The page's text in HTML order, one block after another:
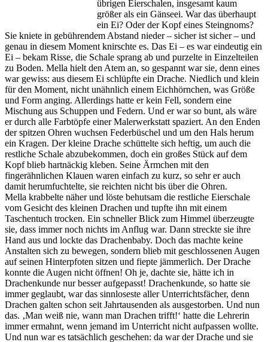
übrigen Eierschalen, insgesamt kaum
größer als ein Gänseei. War das überhaupt
ein Ei? Oder der Kopf eines Steingnoms?
Sie kniete in gebührendem Abstand nieder – sicher ist sicher – und
genau in diesem Moment knirschte es. Das Ei – es war eindeutig ein
Ei – bekam Risse, die Schale sprang ab und purzelte in Einzelteilen
zu Boden. Mella hielt den Atem an, so gespannt war sie, denn eines
war gewiss: aus diesem Ei schlüpfte ein Drache. Niedlich und klein
für den Moment, nicht unähnlich einem Eichhörnchen, was Größe
und Form anging. Allerdings hatte er kein Fell, sondern eine
Mischung aus Schuppen und Federn. Und er war so bunt, als wäre
er durch alle Farbtöpfe einer Malerwerkstatt spaziert. An den Enden
der spitzen Ohren wuchsen Federbüschel und um den Hals herum
ein Kragen. Der kleine Drache schüttelte sich heftig, um auch die
restliche Schale abzubekommen, doch ein großes Stück auf dem
Kopf blieb hartnäckig kleben. Seine Ärmchen mit den
fingerähnlichen Klauen waren einfach zu kurz, so sehr er auch
damit herumfuchtelte, sie reichten nicht bis über die Ohren.
Mella krabbelte näher und löste behutsam die restliche Eierschale
vom Gesicht des kleinen Drachen und tupfte ihn mit einem
Taschentuch trocken. Ein schneller Blick zum Himmel überzeugte
sie, dass immer noch nichts im Anflug war. Dann streckte sie ihre
Hand aus und lockte das Drachenbaby. Doch das machte keine
Anstalten sich zu bewegen, sondern blieb mit geschlossenen Augen
auf seinen Hinterpfoten sitzen und fiepte jämmerlich. Der Drache
konnte die Augen nicht öffnen! Oh je, dachte sie, hätte ich in
Drachenkunde nur besser aufgepasst! Drachenkunde, so hatte sie
immer geglaubt, war das sinnloseste aller Unterrichtsfächer, denn
Drachen galten schon seit Jahrtausenden als ausgestorben. Und nun
das. ‚Man weiß nie, wann man Drachen trifft!‘ hatte die Lehrerin
immer ermahnt, wenn jemand im Unterricht nicht aufpassen wollte.
Und nun war es tatsächlich geschehen: da war der Drache und sie